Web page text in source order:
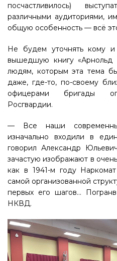
посчастливилось)
различными аудиториями,
общую особенность — всё
Не будем уточнять кому
вышедшую книгу «Арнольд
людям, которым эта тема
даже, где-то, по-своему
офицерами бригады
Росгвардии.
— Все наши
изначально входили в
говорил Александр
зачастую изображают в
как в 1941-м году
самой организованной
первых его шагов...
НКВД.